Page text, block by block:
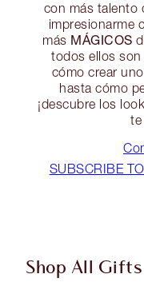
con más talento
impresionarme
más MÁGICOS
todos ellos son
cómo crear
hasta cómo
¡descubre los
te
SUBSCRIBE
Shop All Gifts